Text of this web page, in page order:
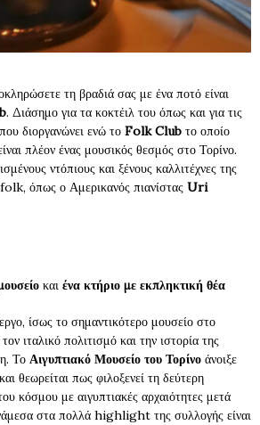
τη βραδιά σας με ένα ποτό είναι
. Διάσημο για τα κοκτέιλ του όπως και για τις
διοργανώνει ενώ το Folk Club το οποίο
πλέον ένας μουσικός θεσμός στο Τορίνο.
ντόπιους και ξένους καλλιτέχνες της
όπως ο Αμερικανός πιανίστας Uri
και ένα κτήριο με εκπληκτική θέα
ίσως το σημαντικότερο μουσείο στο
ιταλικό πολιτισμό και την ιστορία της
Το Αιγυπτιακό Μουσείο του Τορίνο άνοιξε
θεωρείται πως φιλοξενεί τη δεύτερη
κόσμου με αιγυπτιακές αρχαιότητες μετά
στα πολλά highlight της συλλογής είναι